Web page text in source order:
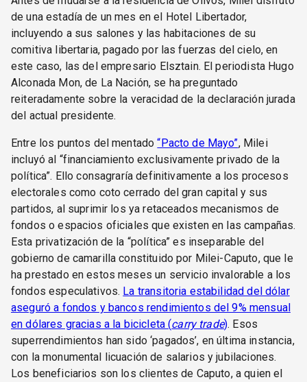
de una estadía de un mes en el Hotel Libertador,
incluyendo a sus salones y las habitaciones de su
comitiva libertaria, pagado por las fuerzas del cielo, en
este caso, las del empresario Elsztain. El periodista Hugo
Alconada Mon, de La Nación, se ha preguntado
reiteradamente sobre la veracidad de la declaración jurada
del actual presidente.
Entre los puntos del mentado“Pacto de Mayo”, Milei
incluyó al “financiamiento exclusivamente privado de la
política”. Ello consagraría definitivamente a los procesos
electorales como coto cerrado del gran capital y sus
partidos, al suprimir los ya retaceados mecanismos de
fondos o espacios oficiales que existen en las campañas.
Esta privatización de la “política” es inseparable del
gobierno de camarilla constituido por Milei-Caputo, que le
ha prestado en estos meses un servicio invalorable a los
fondos especulativos. La transitoria estabilidad del dólar
aseguró a fondos y bancos rendimientos del 9% mensual
en dólares gracias a la bicicleta (carry trade). Esos
superrendimientos han sido ‘pagados’, en última instancia,
con la monumental licuación de salarios y jubilaciones.
Los beneficiarios son los clientes de Caputo, a quien el